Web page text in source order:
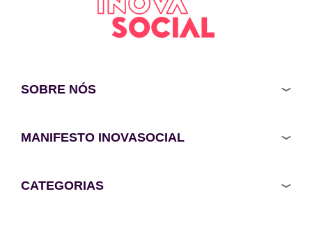
SOBRE NÓS
MANIFESTO INOVASOCIAL
CATEGORIAS